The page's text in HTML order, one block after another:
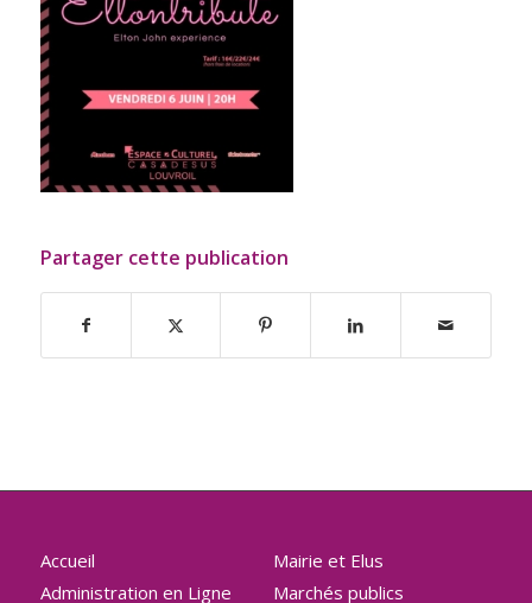
Partager cette publication
Accueil
Administration en Ligne
Mairie et Elus
Marchés publics